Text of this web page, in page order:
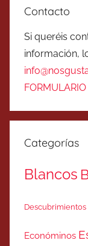
Contacto
Si queréis
información,
Categorías
Blancos
Descubrimientos
Económinos